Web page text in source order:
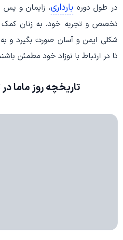
در طول دوره بارداری، زایمان و پس
تخصص و تجربه خود، به زنان کمک
شکلی ایمن و آسان صورت بگیرد و
تا در ارتباط با نوزاد خود مطمئن
تاریخچه روز ماما